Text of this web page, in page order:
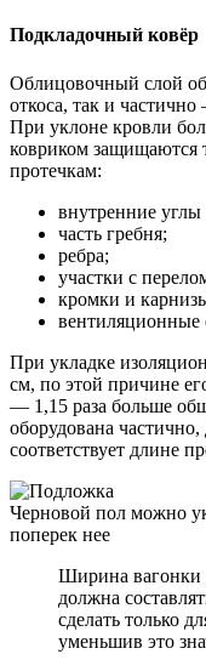
Подкладочный ковёр
Облицовочный слой
откоса, так и
При уклоне кровли
ковриком защищаются
протечкам:
внутренние
часть гребня;
ребра;
участки с
кромки и
вентиляционные
При укладке
см, по этой причине
— 1,15 раза больше
оборудована
соответствует длине
Черновой пол можно
поперек нее
Ширина вагонки
должна
сделать только
уменьшив это